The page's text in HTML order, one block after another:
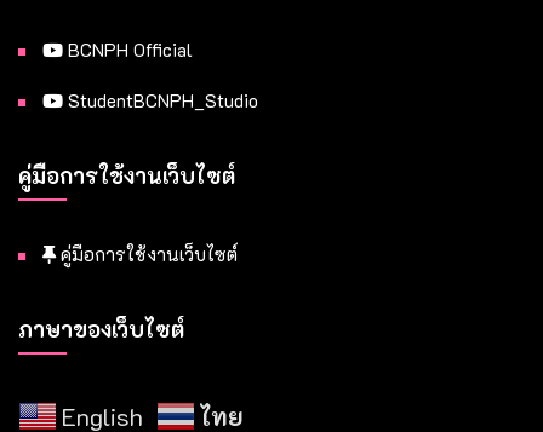
BCNPH Official
StudentBCNPH_Studio
คู่มือการใช้งานเว็บไซต์
คู่มือการใช้งานเว็บไซต์
ภาษาของเว็บไซต์
English ไทย